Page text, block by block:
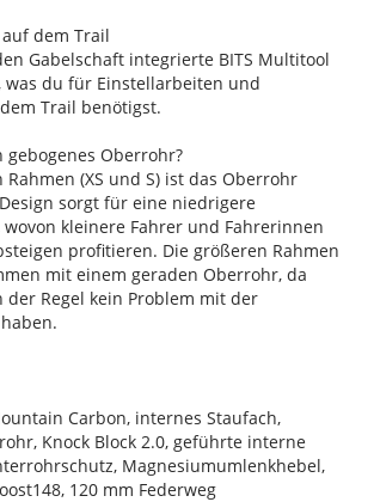
auf dem Trail
Gabelschaft integrierte BITS Multitool
was du für Einstellarbeiten und
Trail benötigst.
gebogenes Oberrohr?
(XS und S) ist das Oberrohr
sorgt für eine niedrigere
kleinere Fahrer und Fahrerinnen
profitieren. Die größeren Rahmen
mit einem geraden Oberrohr, da
der Regel kein Problem mit der
Carbon, internes Staufach,
Knock Block 2.0, geführte interne
Magnesiumumlenkhebel,
120 mm Federweg